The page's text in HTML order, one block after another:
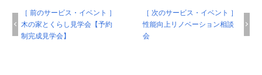
［ 前のサービス・イベント ］
木の家とくらし見学会【予約
制完成見学会】
［ 次のサービス・イベント ］
性能向上リノベーション相談
会